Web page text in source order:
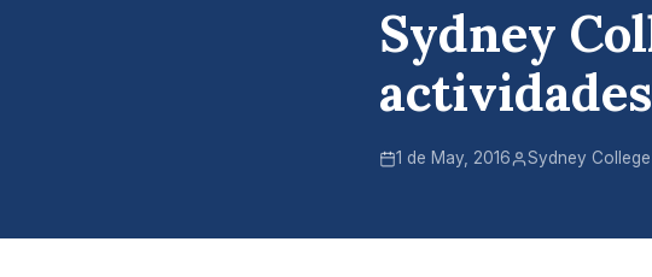
Sydney
1 de May, 2016 Sydney College